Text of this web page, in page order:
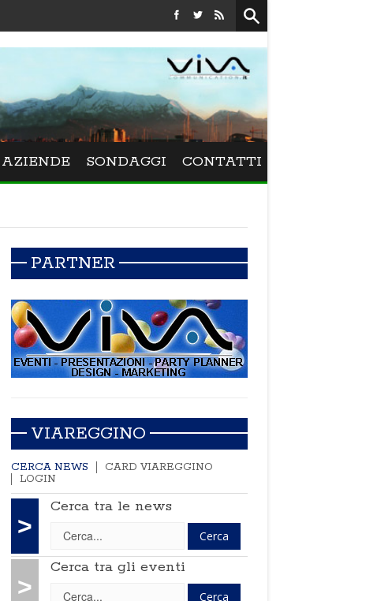
Festival La Versiliana - La direttrice lucchese Beatrice
AZIENDE SONDAGGI CONTATTI
PARTNER
VIAREGGINO
CERCA NEWS
CARD VIAREGGINO
LOGIN
>
Cerca tra le news
>
Cerca tra gli eventi